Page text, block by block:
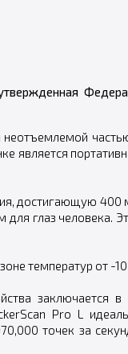
является
достигающую
для глаз
температур от -
Pro L
точек за